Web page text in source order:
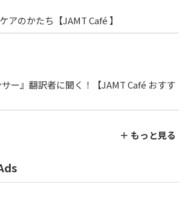
アのかたち【JAMT Café 】
サー』翻訳者に聞く！【JAMT Café おすす
＋ もっと見る